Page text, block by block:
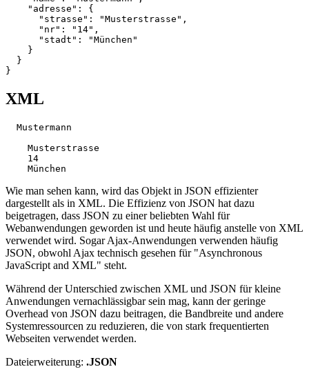
    "adresse": {
      "strasse": "Musterstrasse",
      "nr": "14",
      "stadt": "München"
    }
  }
XML
  Mustermann
    Musterstrasse
    14
Wie man sehen kann, wird das Objekt in JSON effizienter
dargestellt als in XML. Die Effizienz von JSON hat dazu
beigetragen, dass JSON zu einer beliebten Wahl für
Webanwendungen geworden ist und heute häufig anstelle von XML
verwendet wird. Sogar Ajax-Anwendungen verwenden häufig
JSON, obwohl Ajax technisch gesehen für "Asynchronous
JavaScript and XML" steht.
Während der Unterschied zwischen XML und JSON für kleine
Anwendungen vernachlässigbar sein mag, kann der geringe
Overhead von JSON dazu beitragen, die Bandbreite und andere
Systemressourcen zu reduzieren, die von stark frequentierten
Webseiten verwendet werden.
Dateierweiterung: .JSON